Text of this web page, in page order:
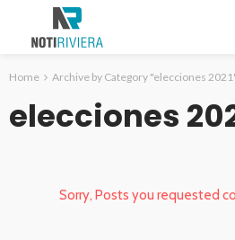
Home Archive by Category "elecciones
elecciones
Sorry, Posts you requested